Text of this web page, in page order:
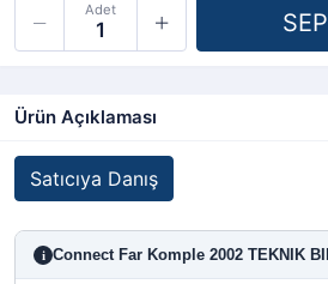
Adet
Ürün Açıklaması
Satıcıya Danış
i Connect Far Komple 2002 TEKNIK